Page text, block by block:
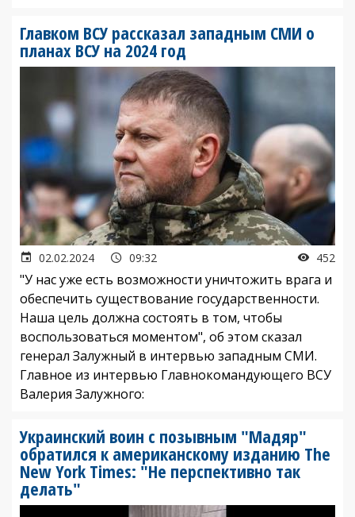
Главком ВСУ рассказал западным СМИ о
планах ВСУ на 2024 год
02.02.2024 09:32 452
"У нас уже есть возможности уничтожить врага и
обеспечить существование государственности.
Наша цель должна состоять в том, чтобы
воспользоваться моментом", об этом сказал
генерал Залужный в интервью западным СМИ.
Главное из интервью Главнокомандующего ВСУ
Валерия Залужного:
Украинский воин с позывным "Мадяр"
обратился к американскому изданию The
New York Times: "Не перспективно так
делать"